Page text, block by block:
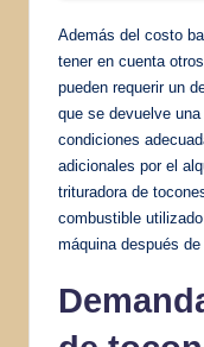
Además del costo
tener en cuenta
pueden requerir un
que se devuelve
condiciones
adicionales por el
trituradora de
combustible
máquina después de